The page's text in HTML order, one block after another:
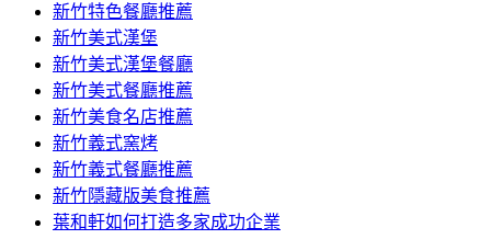
新竹特色餐廳推薦
新竹美式漢堡
新竹美式漢堡餐廳
新竹美式餐廳推薦
新竹美食名店推薦
新竹義式窯烤
新竹義式餐廳推薦
新竹隱藏版美食推薦
葉和軒如何打造多家成功企業